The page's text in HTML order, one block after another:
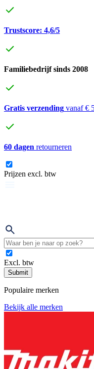
Trustscore: 4,6/5
Familiebedrijf sinds 2008
Gratis verzending vanaf €
60 dagen retourneren
Prijzen excl. btw
Excl. btw
Submit
Populaire merken
Bekijk alle merken